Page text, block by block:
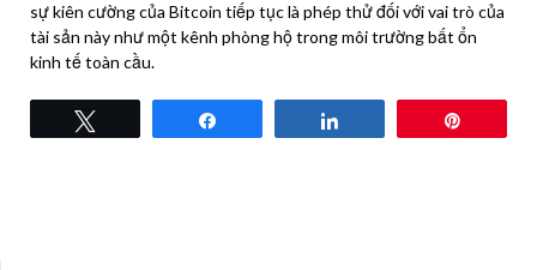
sự kiên cường của Bitcoin tiếp tục là phép thử đối với vai trò của
tài sản này như một kênh phòng hộ trong môi trường bất ổn
kinh tế toàn cầu.